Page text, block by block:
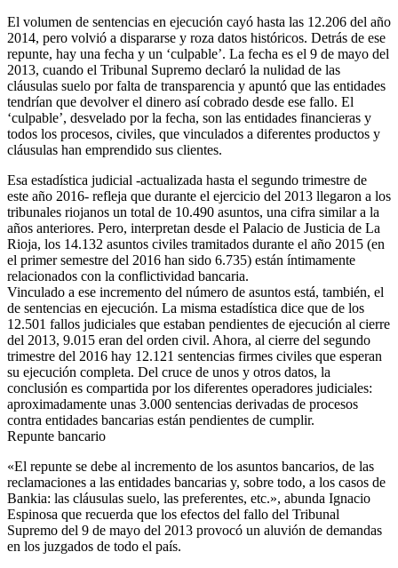
El volumen de sentencias en ejecución cayó hasta las 12.206 del año
2014, pero volvió a dispararse y roza datos históricos. Detrás de ese
repunte, hay una fecha y un ‘culpable’. La fecha es el 9 de mayo del
2013, cuando el Tribunal Supremo declaró la nulidad de las
cláusulas suelo por falta de transparencia y apuntó que las entidades
tendrían que devolver el dinero así cobrado desde ese fallo. El
‘culpable’, desvelado por la fecha, son las entidades financieras y
todos los procesos, civiles, que vinculados a diferentes productos y
cláusulas han emprendido sus clientes.
Esa estadística judicial -actualizada hasta el segundo trimestre de
este año 2016- refleja que durante el ejercicio del 2013 llegaron a los
tribunales riojanos un total de 10.490 asuntos, una cifra similar a la
años anteriores. Pero, interpretan desde el Palacio de Justicia de La
Rioja, los 14.132 asuntos civiles tramitados durante el año 2015 (en
el primer semestre del 2016 han sido 6.735) están íntimamente
relacionados con la conflictividad bancaria.
Vinculado a ese incremento del número de asuntos está, también, el
de sentencias en ejecución. La misma estadística dice que de los
12.501 fallos judiciales que estaban pendientes de ejecución al cierre
del 2013, 9.015 eran del orden civil. Ahora, al cierre del segundo
trimestre del 2016 hay 12.121 sentencias firmes civiles que esperan
su ejecución completa. Del cruce de unos y otros datos, la
conclusión es compartida por los diferentes operadores judiciales:
aproximadamente unas 3.000 sentencias derivadas de procesos
contra entidades bancarias están pendientes de cumplir.
Repunte bancario
«El repunte se debe al incremento de los asuntos bancarios, de las
reclamaciones a las entidades bancarias y, sobre todo, a los casos de
Bankia: las cláusulas suelo, las preferentes, etc.», abunda Ignacio
Espinosa que recuerda que los efectos del fallo del Tribunal
Supremo del 9 de mayo del 2013 provocó un aluvión de demandas
en los juzgados de todo el país.